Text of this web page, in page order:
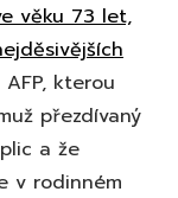
věku 73 let,
kterou
přezdívaný
a že
v rodinném